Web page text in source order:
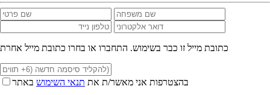
כתובת מייל זו כבר בשימוש. התחברו או בחרו כתובת מייל אחרת
בהצטרפות אני מאשר/ת את תנאי השימוש באתר